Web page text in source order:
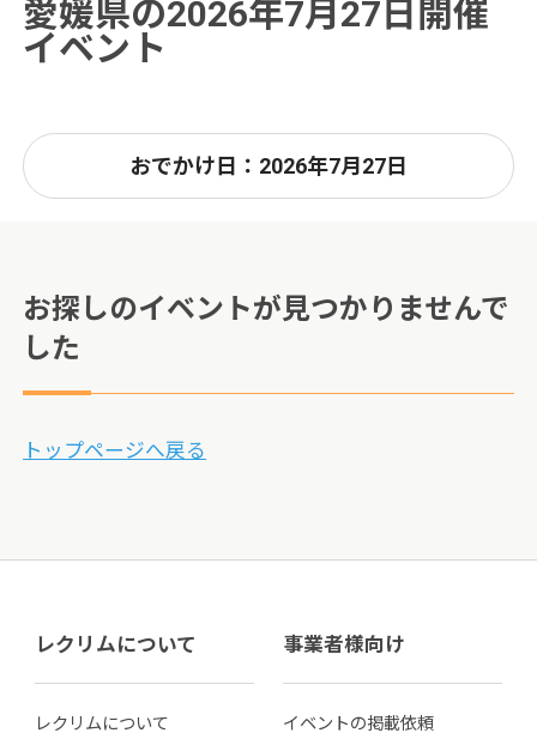
愛媛県の2026年7月27日開催
イベント
おでかけ日：2026年7月27日
お探しのイベントが見つかりませんで
した
トップページへ戻る
レクリムについて
レクリムについて
事業者様向け
イベントの掲載依頼